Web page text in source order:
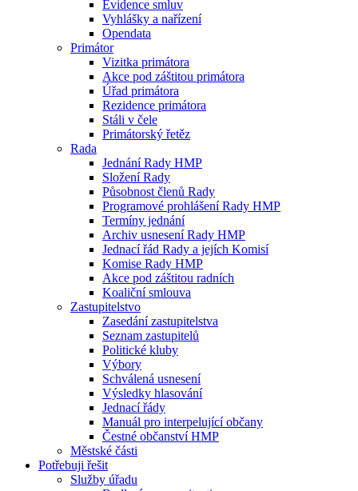
Evidence smluv
Vyhlášky a nařízení
Opendata
Primátor
Vizitka primátora
Akce pod záštitou primátora
Úřad primátora
Rezidence primátora
Stáli v čele
Primátorský řetěz
Rada
Jednání Rady HMP
Složení Rady
Působnost členů Rady
Programové prohlášení Rady HMP
Termíny jednání
Archiv usnesení Rady HMP
Jednací řád Rady a jejích Komisí
Komise Rady HMP
Akce pod záštitou radních
Koaliční smlouva
Zastupitelstvo
Zasedání zastupitelstva
Seznam zastupitelů
Politické kluby
Výbory
Schválená usnesení
Výsledky hlasování
Jednací řády
Manuál pro interpelující občany
Čestné občanství HMP
Městské části
Potřebuji řešit
Služby úřadu